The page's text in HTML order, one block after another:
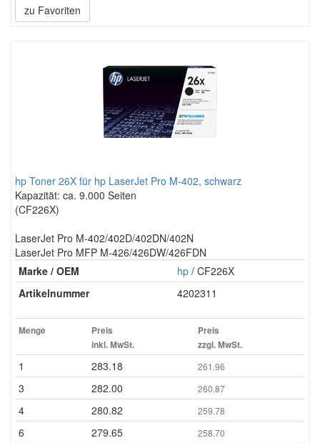
zu Favoriten
hp Toner 26X für hp LaserJet Pro M-402, schwarz
Kapazität: ca. 9.000 Seiten
(CF226X)
LaserJet Pro M-402/402D/402DN/402N
LaserJet Pro MFP M-426/426DW/426FDN
Marke / OEM
hp / CF226X
Artikelnummer
4202311
Menge
Preis
inkl. MwSt.
Preis
zzgl. MwSt.
1 283.18 261.96
3 282.00 260.87
4 280.82 259.78
6 279.65
258.70